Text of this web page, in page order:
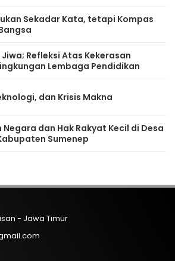
Sekadar Kata, tetapi Kompas
Refleksi Atas Kekerasan
Lembaga Pendidikan
dan Krisis Makna
dan Hak Rakyat Kecil di Desa
Sumenep
- Jawa Timur